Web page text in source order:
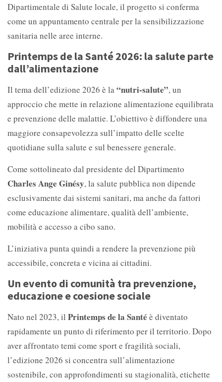
Dipartimentale di Salute locale, il progetto si conferma
come un appuntamento centrale per la sensibilizzazione
sanitaria nelle aree interne.
Printemps de la Santé 2026: la salute parte
dall’alimentazione
Il tema dell’edizione 2026 è la “nutri-salute”, un
approccio che mette in relazione alimentazione equilibrata
e prevenzione delle malattie. L’obiettivo è diffondere una
maggiore consapevolezza sull’impatto delle scelte
quotidiane sulla salute e sul benessere generale.
Come sottolineato dal presidente del Dipartimento
Charles Ange Ginésy, la salute pubblica non dipende
esclusivamente dai sistemi sanitari, ma anche da fattori
come educazione alimentare, qualità dell’ambiente,
mobilità e accesso a cibo sano.
L’iniziativa punta quindi a rendere la prevenzione più
accessibile, concreta e vicina ai cittadini.
Un evento di comunità tra prevenzione,
educazione e coesione sociale
Nato nel 2023, il Printemps de la Santé è diventato
rapidamente un punto di riferimento per il territorio. Dopo
aver affrontato temi come sport e fragilità sociali,
l’edizione 2026 si concentra sull’alimentazione
sostenibile, con approfondimenti su stagionalità, etichette